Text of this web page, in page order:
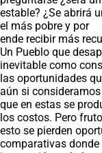
estable? ¿Se abrirá
el más pobre y por
ende recibir más
Un Pueblo que
inevitable como
las oportunidades
aún si consideramos
que en estas se
los costos. Pero
esto se pierden
comparativas donde